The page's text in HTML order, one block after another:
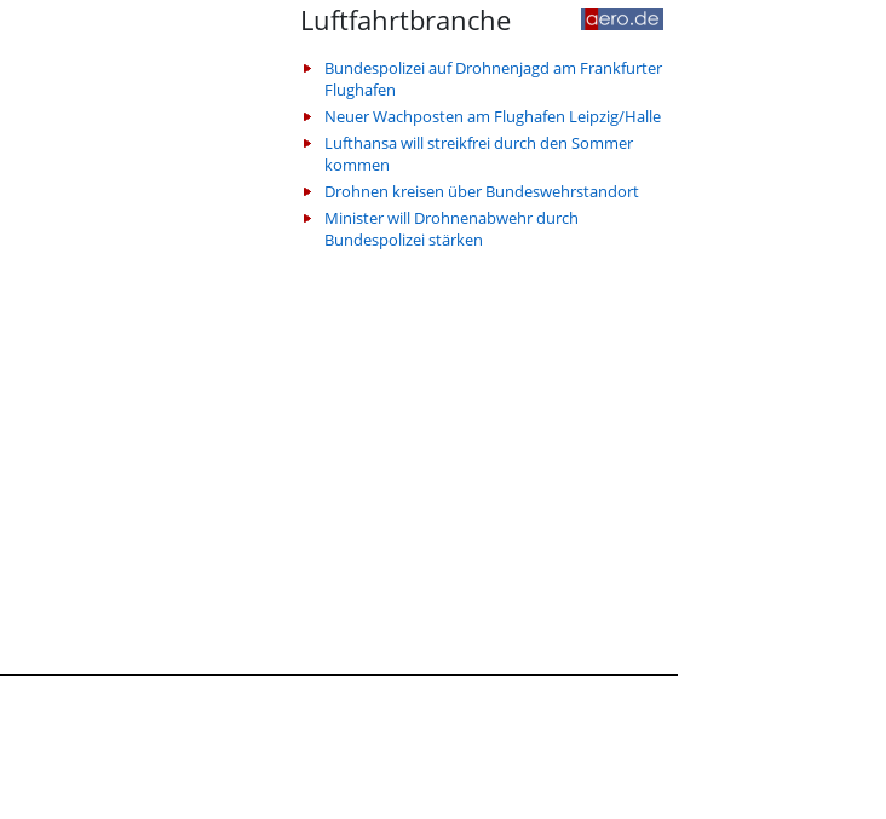
Luftfahrtbranche
Bundespolizei auf Drohnenjagd am Frankfurter
Flughafen
Neuer Wachposten am Flughafen Leipzig/Halle
Lufthansa will streikfrei durch den Sommer
kommen
Drohnen kreisen über Bundeswehrstandort
Minister will Drohnenabwehr durch
Bundespolizei stärken